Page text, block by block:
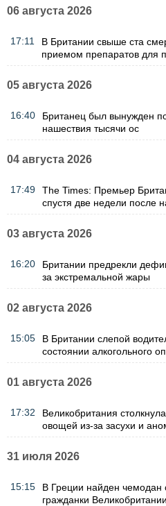
06 августа 2026
17:11
В Британии свыше ста
приемом препаратов для
05 августа 2026
16:40
Британец был вынужден
нашествия тысячи ос
04 августа 2026
17:49
The Times: Премьер
спустя две недели после
03 августа 2026
16:20
Британии предрекли
за экстремальной жары
02 августа 2026
15:05
В Британии слепой
состоянии алкогольного
01 августа 2026
17:32
Великобритания
овощей из-за засухи и
31 июля 2026
15:15
В Греции найден чемодан
гражданки Великобритании